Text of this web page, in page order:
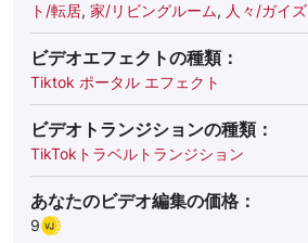
ト/転居, 家/リビングルーム, 人々/ガイズ
ビデオエフェクトの種類：
Tiktok ポータル エフェクト
ビデオトランジションの種類：
TikTokトラベルトランジション
あなたのビデオ編集の価格：
9